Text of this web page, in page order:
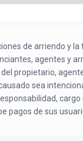
de arriendo y
agentes y
propietario,
sea
pagos de sus